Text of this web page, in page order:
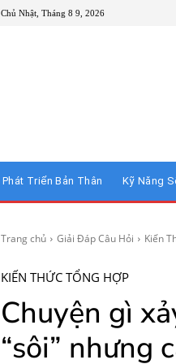
Chủ Nhật, Tháng 8 9, 2026
Phát Triển Bản Thân Kỹ Năng
Trang chủ Giải Đáp Câu Hỏi Kiến
KIẾN THỨC TỔNG HỢP
Chuyện gì
“sôi” nhưng